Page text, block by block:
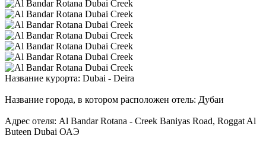
Название курорта: Dubai - Deira
Название города, в котором расположен отель: Дубаи
Адрес отеля: Al Bandar Rotana - Creek Baniyas Road, Roggat Al
Buteen Dubai ОАЭ